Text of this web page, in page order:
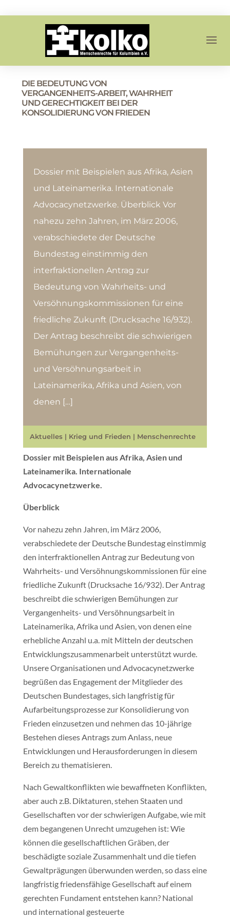
DIE BEDEUTUNG VON
VERGANGENHEITS-ARBEIT, WAHRHEIT
UND GERECHTIGKEIT BEI DER
KONSOLIDIERUNG VON FRIEDEN
Dossier mit Beispielen aus Afrika, Asien
und Lateinamerika. Internationale
Advocacynetzwerke. Überblick Vor
nahezu zehn Jahren, im März 2006,
verabschiedete der Deutsche
Bundestag einstimmig den
interfraktionellen Antrag zur
Bedeutung von Wahrheits- und
Versöhnungskommissionen für eine
friedliche Zukunft (Drucksache 16/932).
Der Antrag beschreibt die schwierigen
Bemühungen zur Vergangenheits-
und Versöhnungsarbeit in
Lateinamerika, Afrika und Asien, von
denen […]
Aktuelles| Krieg und Frieden | Menschenrechte
Dossier mit Beispielen aus Afrika, Asien und
Lateinamerika. Internationale
Advocacynetzwerke.
Überblick
Vor nahezu zehn Jahren, im März 2006,
verabschiedete der Deutsche Bundestag einstimmig
den interfraktionellen Antrag zur Bedeutung von
Wahrheits- und Versöhnungskommissionen für eine
friedliche Zukunft (Drucksache 16/932). Der Antrag
beschreibt die schwierigen Bemühungen zur
Vergangenheits- und Versöhnungsarbeit in
Lateinamerika, Afrika und Asien, von denen eine
erhebliche Anzahl u.a. mit Mitteln der deutschen
Entwicklungszusammenarbeit unterstützt wurde.
Unsere Organisationen und Advocacynetzwerke
begrüßen das Engagement der Mitglieder des
Deutschen Bundestages, sich langfristig für
Aufarbeitungsprozesse zur Konsolidierung von
Frieden einzusetzen und nehmen das 10-jährige
Bestehen dieses Antrags zum Anlass, neue
Entwicklungen und Herausforderungen in diesem
Bereich zu thematisieren.
Nach Gewaltkonflikten wie bewaffneten Konflikten,
aber auch z.B. Diktaturen, stehen Staaten und
Gesellschaften vor der schwierigen Aufgabe, wie mit
dem begangenen Unrecht umzugehen ist: Wie
können die gesellschaftlichen Gräben, der
beschädigte soziale Zusammenhalt und die tiefen
Gewaltprägungen überwunden werden, so dass eine
langfristig friedensfähige Gesellschaft auf einem
gerechten Fundament entstehen kann? National
und international gesteuerte